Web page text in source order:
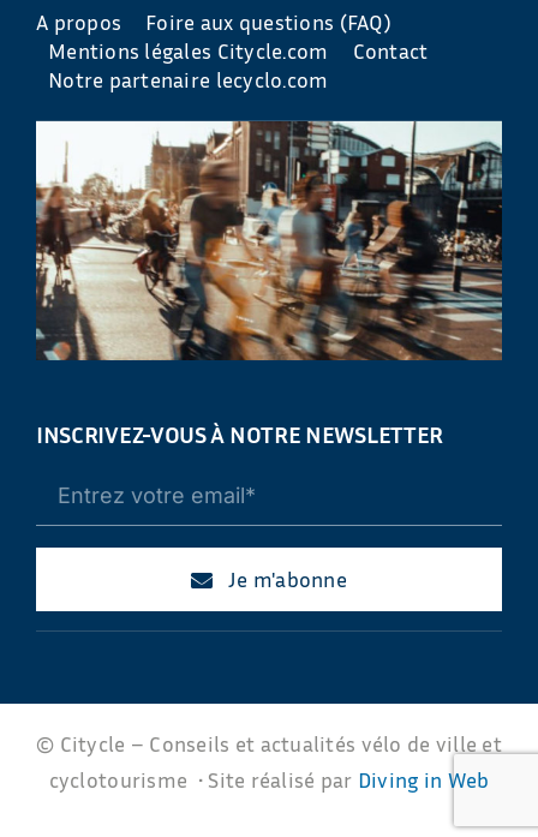
A propos
Foire aux questions (FAQ)
Mentions légales Citycle.com
Contact
Notre partenaire lecyclo.com
INSCRIVEZ-VOUS À NOTRE NEWSLETTER
Je m'abonne
© Citycle – Conseils et actualités vélo de ville et
cyclotourisme • Site réalisé par Diving in Web